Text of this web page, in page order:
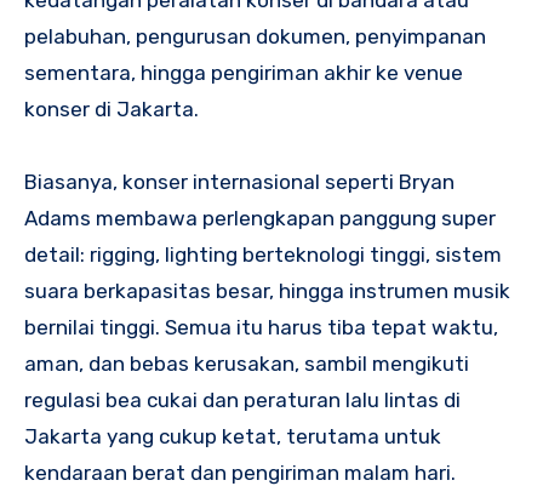
pelabuhan, pengurusan dokumen, penyimpanan
sementara, hingga pengiriman akhir ke venue
konser di Jakarta.
Biasanya, konser internasional seperti Bryan
Adams membawa perlengkapan panggung super
detail: rigging, lighting berteknologi tinggi, sistem
suara berkapasitas besar, hingga instrumen musik
bernilai tinggi. Semua itu harus tiba tepat waktu,
aman, dan bebas kerusakan, sambil mengikuti
regulasi bea cukai dan peraturan lalu lintas di
Jakarta yang cukup ketat, terutama untuk
kendaraan berat dan pengiriman malam hari.